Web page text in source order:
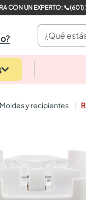
COMPRA CON UN
¿Qué estás
moldes y recipientes
closet
sanitarios
comedores
armarios
neveras